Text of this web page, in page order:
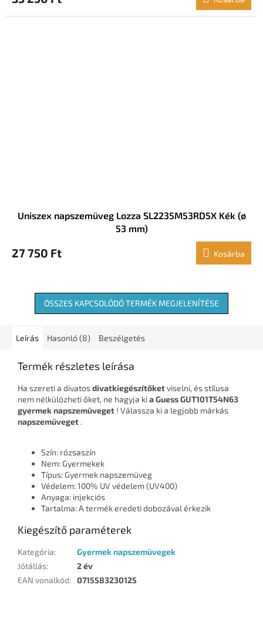
Uniszex napszemüveg Lozza SL2235M53RD5X Kék (ø
53 mm)
27 750 Ft Kosárba
ÖSSZES KAPCSOLÓDÓ TERMÉK MEGJELENÍTÉSE
Leírás Hasonló (8) Beszélgetés
Termék részletes leírása
Ha szereti a divatosdivatkiegészítőketviselni, és stílusa
nem nélkülözheti őket, ne hagyja kia Guess GUT101T54N63
gyermek napszemüveget ! Válassza ki a legjobb márkás
napszemüveget .
Szín: rózsaszín
Nem: Gyermekek
Típus: Gyermek napszemüveg
Védelem: 100% UV védelem (UV400)
Anyaga: injekciós
Tartalma: A termék eredeti dobozával érkezik
Kiegészítő paraméterek
Kategória:
Gyermek napszemüvegek
Jótállás:
2 év
EAN vonalkód: 0715583230125